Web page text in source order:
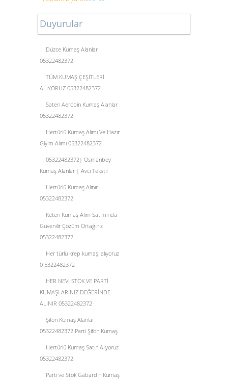
Duyurular
Düzce Kumaş Alanlar
05322482372
TÜM KUMAŞ ÇEŞİTLERİ
ALIYORUZ 05322482372
Saten Aerobin Kumaş Alanlar
05322482372
Hertürlü Kumaş Alımı Ve Hazır
Giyim Alımı 05322482372
05322482372| Osmanbey
Kumaş Alanlar | Avcı Tekstil
Hertürlü Kumaş Alınır
05322482372
Keten Kumaş Alım Satımında
Güvenilir Çözüm Ortağınız
05322482372
Her türlü krep kumaşı alıyoruz
0 5322482372
HER NEVİ STOK VE PARTİ
KUMAŞLARINIZ DEĞERİNDE
ALINIR 05322482372
Şifon Kumaş Alanlar
05322482372 Parti Şifon Kumaş
Hertürlü Kumaş Satın Alıyoruz
05322482372
Parti ve Stok Gabardin Kumaş